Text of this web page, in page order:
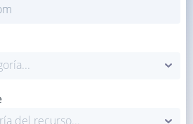
está el usuario
de Telegram
DE TELEGRAM